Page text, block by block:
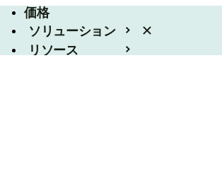
価格
ソリューション
リソース